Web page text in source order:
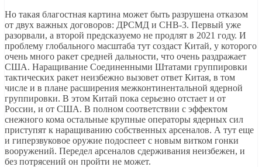
Но такая благостная картина может быть разрушена отказом
от двух важных договоров: ДРСМД и СНВ-3. Первый уже
разорвали, а второй предсказуемо не продлят в 2021 году. И
проблему глобального масштаба тут создаст Китай, у которого
очень много ракет средней дальности, что очень раздражает
США. Наращивание Соединенными Штатами группировки
тактических ракет неизбежно вызовет ответ Китая, в том
числе и в плане расширения межконтинентальной ядерной
группировки. В этом Китай пока серьезно отстает и от
России, и от США. В полном соответствии с эффектом
снежного кома остальные крупные операторы ядерных сил
приступят к наращиванию собственных арсеналов. А тут еще
и гиперзвуковое оружие подоспеет с новым витком гонки
вооружений. Передел арсеналов сдерживания неизбежен, и
без потрясений он пройти не может.